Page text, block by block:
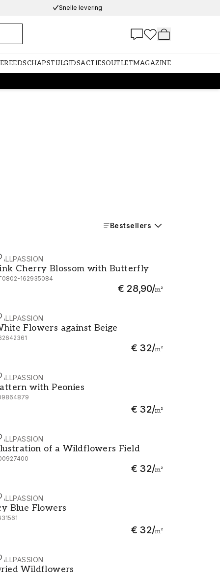
Snelle levering
STIJLGIDSACTIESOUTLETMAGAZINE
Bestsellers
Cherry Blossom with Butterfly
162935084
€ 28,90/m²
Cherry Blossom with Butterfly
Flowers against Beige
€ 32/m²
Flowers against Beige
with Peonies
€ 32/m²
with Peonies
of a Wildflowers Field
€ 32/m²
of a Wildflowers Field
Blue Flowers
€ 32/m²
Blue Flowers
Wildflowers
Wildflowers